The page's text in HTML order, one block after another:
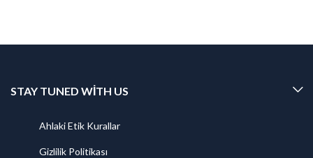
STAY TUNED WITH US
Ahlaki Etik Kurallar
Gizlilik Politikası